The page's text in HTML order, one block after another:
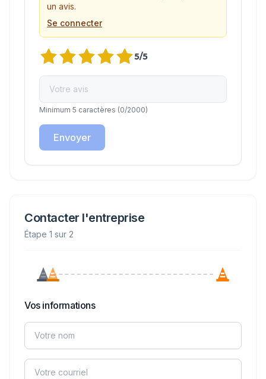
un avis.
Se connecter
5/5
Minimum 5 caractères (0/2000)
Envoyer
Contacter l'entreprise
Étape 1 sur 2
Vos informations